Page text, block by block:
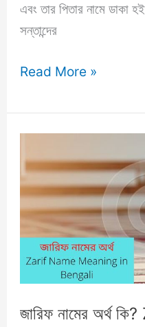
এবং তার পিতার নামে ডাকা
সন্তান্দের
জুনিয়া
অর্থ
কি?
বাংলা,
ইংরেজি,
আরবিসহ
বিস্তারিত
(ব্যাখ্যা
ও
বিশ্লেষণ)
জানুন!
Read More »
জারিফ নামের অর্থ